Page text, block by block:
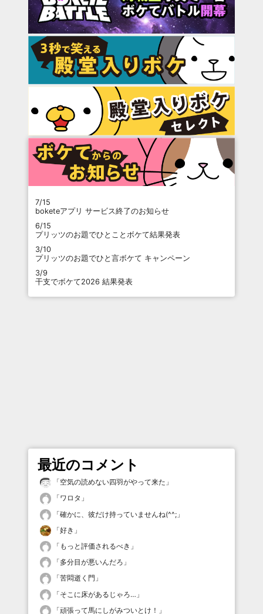
7/15
boketeアプリ サービス終了のお知らせ
6/15
プリッツのお題でひとことボケて結果発表
3/10
プリッツのお題でひと言ボケて キャンペーン
3/9
干支でボケて2026 結果発表
最近のコメント
「空気の読めない四羽がやって来た 」
「ワロタ 」
「確かに、彼だけ持っていませんね(^^; 」
「好き 」
「 もっと評価されるべき 」
「多分目が悪いんだろ 」
「苦悶逝く門 」
「そこに床があるじゃろ… 」
「頑張って馬にしがみついとけ！ 」